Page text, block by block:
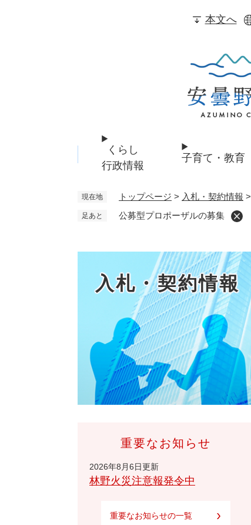
本文へ
くらし
行政情報
子育て・教育
現在地 トップページ > 入札・契約情報 >
足あと 公募型プロポーザルの募集
入札・契約情報
重要なお知らせ
2026年8月6日更新
林野火災注意報発令中
重要なお知らせの一覧